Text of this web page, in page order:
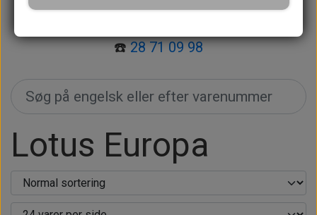
📧mail@retrospeed.dk
☎️28 71 09 98
Lotus Europa